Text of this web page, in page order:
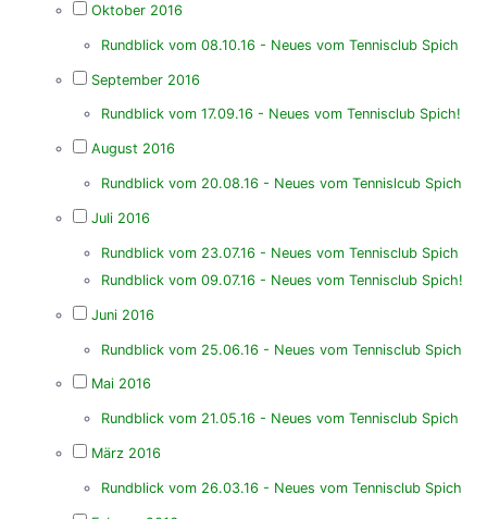
Oktober 2016
Rundblick vom 08.10.16 - Neues vom Tennisclub Spich
September 2016
Rundblick vom 17.09.16 - Neues vom Tennisclub Spich!
August 2016
Rundblick vom 20.08.16 - Neues vom Tennislcub Spich
Juli 2016
Rundblick vom 23.07.16 - Neues vom Tennisclub Spich
Rundblick vom 09.07.16 - Neues vom Tennisclub Spich!
Juni 2016
Rundblick vom 25.06.16 - Neues vom Tennisclub Spich
Mai 2016
Rundblick vom 21.05.16 - Neues vom Tennisclub Spich
März 2016
Rundblick vom 26.03.16 - Neues vom Tennisclub Spich